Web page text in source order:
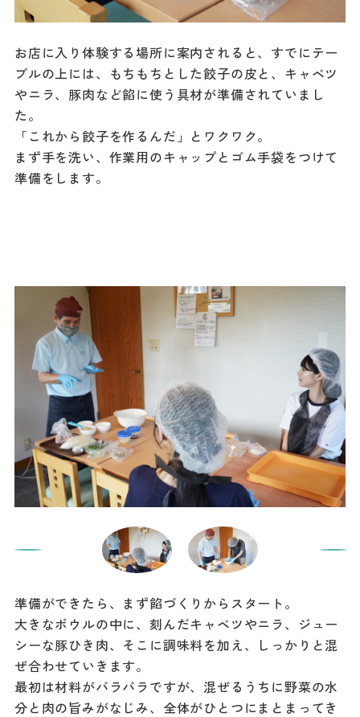
お店に入り体験する場所に案内されると、すでにテー
ブルの上には、もちもちとした餃子の皮と、キャベツ
やニラ、豚肉など餡に使う具材が準備されていまし
た。
「これから餃子を作るんだ」とワクワク。
まず手を洗い、作業用のキャップとゴム手袋をつけて
準備をします。
準備ができたら、まず餡づくりからスタート。
大きなボウルの中に、刻んだキャベツやニラ、ジュー
シーな豚ひき肉、そこに調味料を加え、しっかりと混
ぜ合わせていきます。
最初は材料がバラバラですが、混ぜるうちに野菜の水
分と肉の旨みがなじみ、全体がひとつにまとまってき